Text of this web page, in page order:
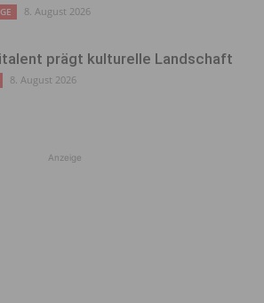
8. August 2026
prägt kulturelle Landschaft
8. August 2026
Anzeige